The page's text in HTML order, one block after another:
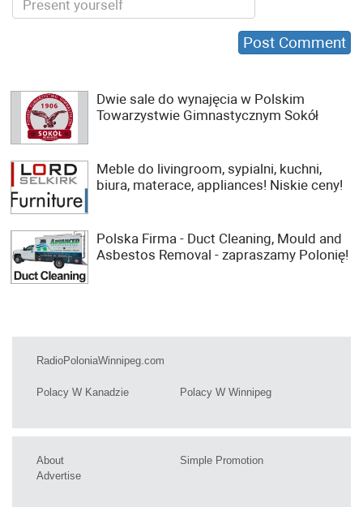
Dwie sale do wynajęcia w Polskim
Towarzystwie Gimnastycznym Sokół
Meble do livingroom, sypialni, kuchni,
biura, materace, appliances! Niskie ceny!
Polska Firma - Duct Cleaning, Mould and
Asbestos Removal - zapraszamy Polonię!
RadioPoloniaWinnipeg.com
Polacy W Kanadzie Polacy W Winnipeg
About
Advertise
Simple Promotion